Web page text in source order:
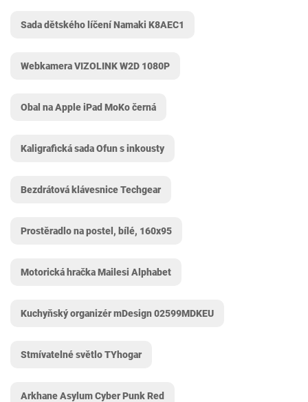
Sada dětského líčení Namaki K8AEC1
Webkamera VIZOLINK W2D 1080P
Obal na Apple iPad MoKo černá
Kaligrafická sada Ofun s inkousty
Bezdrátová klávesnice Techgear
Prostěradlo na postel, bílé, 160x95
Motorická hračka Mailesi Alphabet
Kuchyňský organizér mDesign 02599MDKEU
Stmívatelné světlo TYhogar
Arkhane Asylum Cyber Punk Red